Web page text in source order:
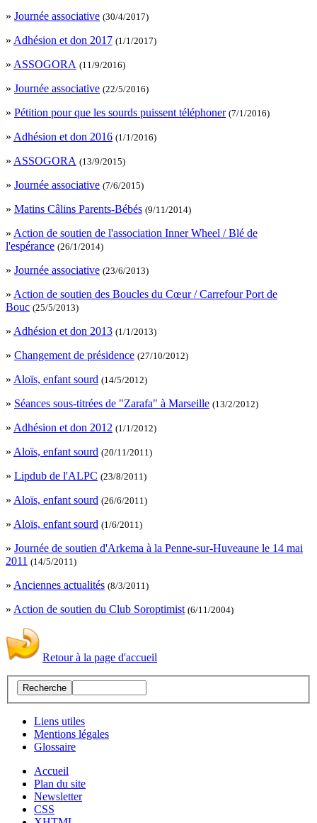
» Journée associative (30/4/2017)
» Adhésion et don 2017 (1/1/2017)
» ASSOGORA (11/9/2016)
» Journée associative (22/5/2016)
» Pétition pour que les sourds puissent téléphoner (7/1/2016)
» Adhésion et don 2016 (1/1/2016)
» ASSOGORA (13/9/2015)
» Journée associative (7/6/2015)
» Matins Câlins Parents-Bébés (9/11/2014)
» Action de soutien de l'association Inner Wheel / Blé de
l'espérance (26/1/2014)
» Journée associative (23/6/2013)
» Action de soutien des Boucles du Cœur / Carrefour Port de
Bouc (25/5/2013)
» Adhésion et don 2013 (1/1/2013)
» Changement de présidence (27/10/2012)
» Aloïs, enfant sourd (14/5/2012)
» Séances sous-titrées de "Zarafa" à Marseille (13/2/2012)
» Adhésion et don 2012 (1/1/2012)
» Aloïs, enfant sourd (20/11/2011)
» Lipdub de l'ALPC (23/8/2011)
» Aloïs, enfant sourd (26/6/2011)
» Aloïs, enfant sourd (1/6/2011)
» Journée de soutien d'Arkema à la Penne-sur-Huveaune le 14 mai
2011 (14/5/2011)
» Anciennes actualités (8/3/2011)
» Action de soutien du Club Soroptimist (6/11/2004)
Retour à la page d'accueil
Liens utiles
Mentions légales
Glossaire
Accueil
Plan du site
Newsletter
CSS